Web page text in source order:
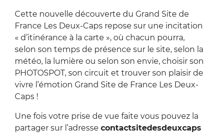
Cette nouvelle découverte du Grand Site de
France Les Deux-Caps repose sur une incitation
« d’itinérance à la carte », où chacun pourra,
selon son temps de présence sur le site, selon la
météo, la lumière ou selon son envie, choisir son
PHOTOSPOT, son circuit et trouver son plaisir de
vivre l’émotion Grand Site de France Les Deux-
Caps !
Une fois votre prise de vue faite vous pouvez la
partager sur l’adresse contactsitedesdeuxcaps